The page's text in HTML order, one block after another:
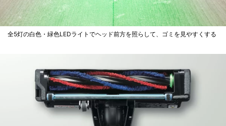
全5灯の白色・緑色LEDライトでヘッド前方を照らして、ゴミを見やすくする